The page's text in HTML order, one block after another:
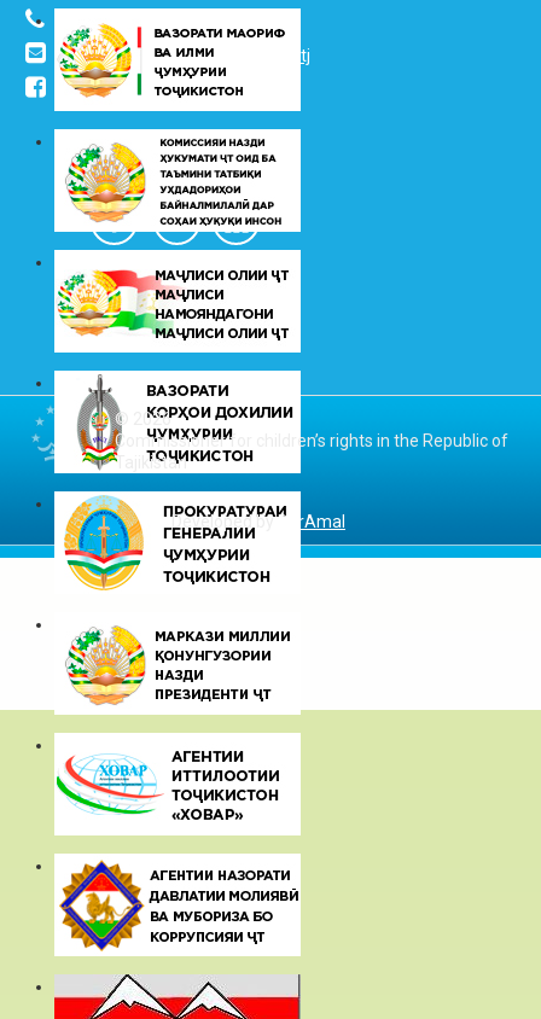
(+992 37) 2217352
info@vhk.tj
info@ombudsman.tj
/kudakon
© 2026
Commissioner for children’s rights in the Republic of
Tajikistan
Developed byDarAmal